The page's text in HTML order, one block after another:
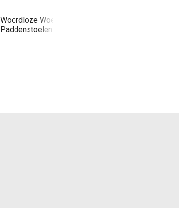
Woordloze Woensdag -
Paddenstoelen